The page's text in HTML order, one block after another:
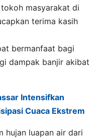
masyarakat di
terima kasih
bermanfaat bagi
dampak banjir akibat
Intensifkan
Cuaca Ekstrem
hujan luapan air dari